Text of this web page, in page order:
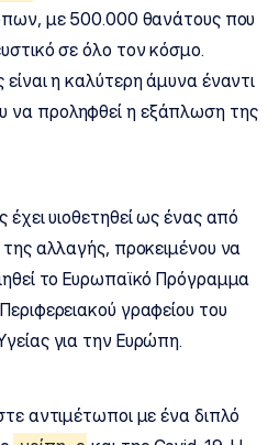
με 500.000 θανάτους που
σε όλο τον κόσμο.
η καλύτερη άμυνα έναντι
να προληφθεί η εξάπλωση της
υιοθετηθεί ως ένας από
αλλαγής, προκειμένου να
το Ευρωπαϊκό Πρόγραμμα
γραφείου του
για την Ευρώπη.
αντιμέτωποι με ένα διπλό